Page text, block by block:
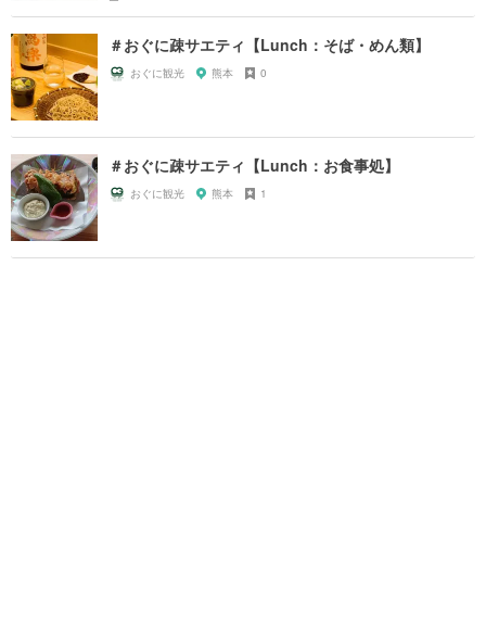
＃おぐに疎サエティ【Lunch：そば・めん類】
おぐに観光 熊本 0
＃おぐに疎サエティ【Lunch：お食事処】
おぐに観光 熊本 1